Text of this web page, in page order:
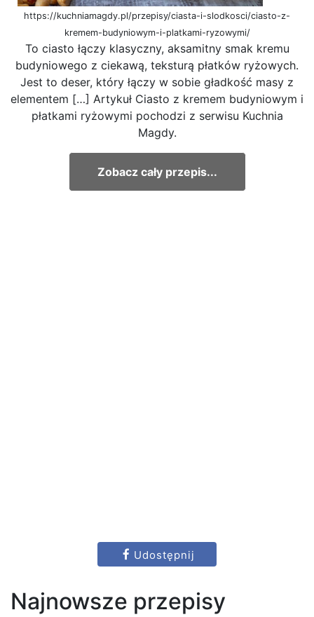
https://kuchniamagdy.pl/przepisy/ciasta-i-slodkosci/ciasto-z-
kremem-budyniowym-i-platkami-ryzowymi/
To ciasto łączy klasyczny, aksamitny smak kremu
budyniowego z ciekawą, teksturą płatków ryżowych.
Jest to deser, który łączy w sobie gładkość masy z
elementem […] Artykuł Ciasto z kremem budyniowym i
płatkami ryżowymi pochodzi z serwisu Kuchnia
Magdy.
Zobacz cały przepis...
Udostępnij
Najnowsze przepisy